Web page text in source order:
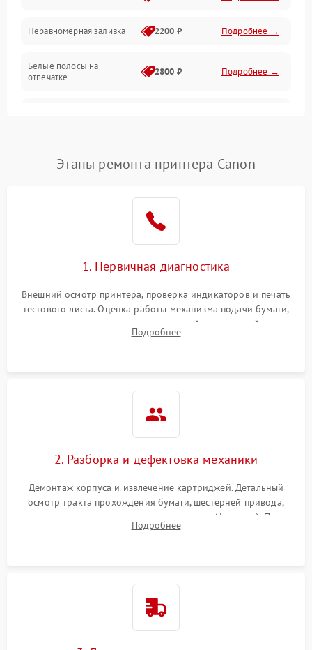
Режим работы
Питание и запуск
Неравномерная заливка 2200 ₽ Подробнее →
Белые полосы на
отпечатке
2800 ₽ Подробнее →
Этапы ремонта принтера Canon
1. Первичная диагностика
Внешний осмотр принтера, проверка индикаторов и печать
тестового листа. Оценка работы механизма подачи бумаги,
выявление посторонних шумов, замятий и первичный анализ
дефектов печати (полосы, фон, пробелы).
Подробнее
2. Разборка и дефектовка механики
Демонтаж корпуса и извлечение картриджей. Детальный
осмотр тракта прохождения бумаги, шестерней привода,
роликов захвата и узла термозакрепления (фьюзера). Поиск
физического износа и повреждений деталей.
Подробнее